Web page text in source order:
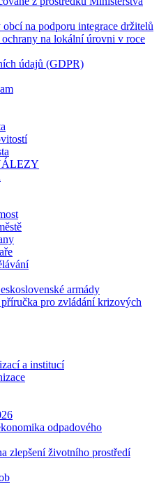
na podporu integrace držitelů
ochrany na lokální úrovni v roce
údajů (GDPR)
armády
pro zvládání krizových
a institucí
odpadového
zlepšení životního prostředí